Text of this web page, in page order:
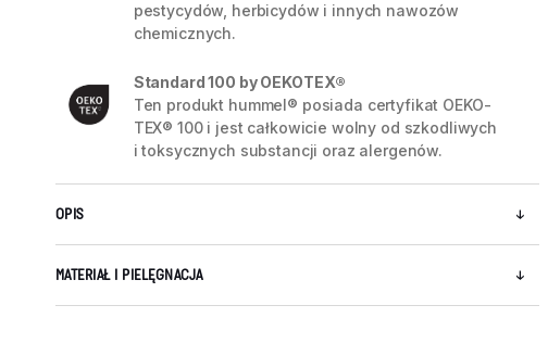
pestycydów, herbicydów i innych nawozów
chemicznych.
Standard 100 by OEKOTEX®
Ten produkt hummel® posiada certyfikat OEKO-
TEX® 100 i jest całkowicie wolny od szkodliwych
i toksycznych substancji oraz alergenów.
OPIS
MATERIAŁ I PIELĘGNACJA